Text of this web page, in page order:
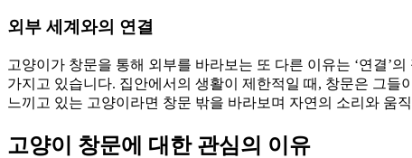
외부 세계와의 연결
고양이가 창문을 통해 외부를 바라보는 또 다른 이유는 ‘연결’
가지고 있습니다. 집안에서의 생활이 제한적일 때, 창문은 그
느끼고 있는 고양이라면 창문 밖을 바라보며 자연의 소리와 움
고양이 창문에 대한 관심의 이유